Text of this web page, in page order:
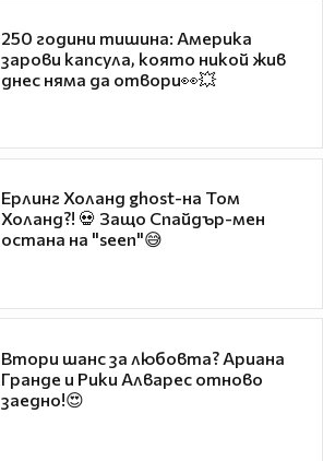
250 години тишина: Америка
зарови капсула, която никой жив
днес няма да отвори👀💥
Ерлинг Холанд ghost-на Том
Холанд?! 💀 Защо Спайдър-мен
остана на "seen"😅
Втори шанс за любовта? Ариана
Гранде и Рики Алварес отново
заедно!😍